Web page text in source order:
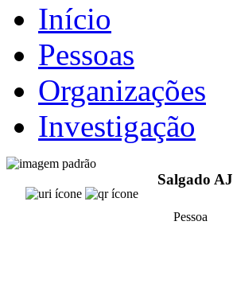
Início
Pessoas
Organizações
Investigação
Salgado AJ
Pessoa